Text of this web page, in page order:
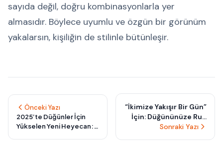
sayıda değil, doğru kombinasyonlarla yer
almasıdır. Böylece uyumlu ve özgün bir görünüm
yakalarsın, kişiliğin de stilinle bütünleşir.
Önceki Yazı
2025’te Düğünler İçin
Yükselen Yeni Heyecan:
Sonraki Yazı
“İkimize Yakışır Bir Gün”
İçin: Düğününüze Ruh
Katan 6 Kalpten